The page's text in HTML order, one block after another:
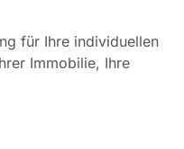
für Ihre individuellen
Immobilie, Ihre